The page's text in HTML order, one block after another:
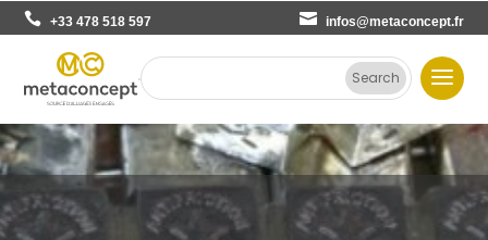
+33 478 518 597 infos@metaconcept.fr